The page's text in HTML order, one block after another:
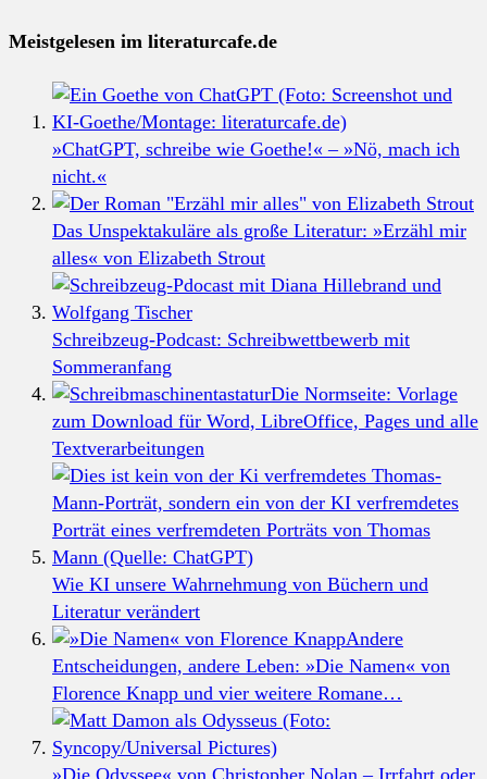
Meistgelesen im literaturcafe.de
»ChatGPT, schreibe wie Goethe!« – »Nö, mach ich
nicht.«
Das Unspektakuläre als große Literatur: »Erzähl mir
alles« von Elizabeth Strout
Schreibzeug-Podcast: Schreibwettbewerb mit
Sommeranfang
Die Normseite: Vorlage
zum Download für Word, LibreOffice, Pages und alle
Textverarbeitungen
Wie KI unsere Wahrnehmung von Büchern und
Literatur verändert
Andere
Entscheidungen, andere Leben: »Die Namen« von
Florence Knapp und vier weitere Romane…
»Die Odyssee« von Christopher Nolan – Irrfahrt oder